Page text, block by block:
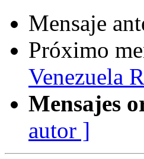
Mensaje
Próximo
Venezuela
Mensajes
autor ]